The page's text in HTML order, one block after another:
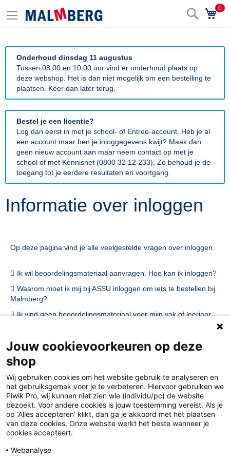
Zoek0
Onderhoud dinsdag 11 augustus
Tussen 08:00 en 10:00 uur vind er onderhoud plaats op
deze webshop. Het is dan niet mogelijk om een bestelling te
plaatsen. Keer dan later terug.
Bestel je een licentie?
Log dan eerst in met je school- of Entree-account. Heb je al
een account maar ben je inloggegevens kwijt? Maak dan
geen nieuw account aan maar neem contact op met je
school of met Kennisnet (0800 32 12 233). Zo behoud je de
toegang tot je eerdere resultaten en voortgang.
Informatie over inloggen
Op deze pagina vind je alle veelgestelde vragen over inloggen.
Ik wil beoordelingsmateriaal aanvragen. Hoe kan ik inloggen?
Waarom moet ik mij bij ASSU inloggen om iets te bestellen bij
Malmberg?
Ik vind geen beoordelingsmateriaal voor mijn vak of leerjaar.
Disclaimer
Jouw cookievoorkeuren op deze
shop
Wij gebruiken cookies om het website gebruik te analyseren en
het gebruiksgemak voor je te verbeteren. Hiervoor gebruiken we
Piwik Pro, wij kunnen niet zien wie (individu/pc) de website
bezoekt. Voor andere cookies is jouw toestemming vereist. Als je
op ‘Alles accepteren’ klikt, dan ga je akkoord met het plaatsen
van deze cookies. Onze website werkt het beste wanneer je
cookies accepteert.
Webanalyse